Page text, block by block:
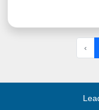
‹